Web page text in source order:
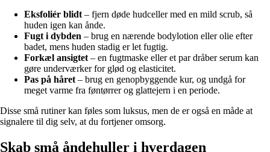
Eksfoliér blidt – fjern døde hudceller med en mild scrub, så
huden igen kan ånde.
Fugt i dybden – brug en nærende bodylotion eller olie efter
badet, mens huden stadig er let fugtig.
Forkæl ansigtet – en fugtmaske eller et par dråber serum kan
gøre underværker for glød og elasticitet.
Pas på håret – brug en genopbyggende kur, og undgå for
meget varme fra føntørrer og glattejern i en periode.
Disse små rutiner kan føles som luksus, men de er også en måde at
signalere til dig selv, at du fortjener omsorg.
Skab små åndehuller i hverdagen